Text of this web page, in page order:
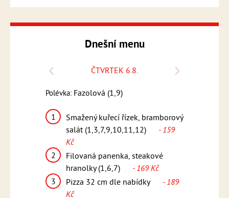
Dnešní menu
ČTVRTEK 6.8.
Polévka: Fazolová (1,9)
1
Smažený kuřecí řízek, bramborový
salát (1,3,7,9,10,11,12)
- 159
Kč
2
Filovaná panenka, steakové
hranolky (1,6,7)
- 169 Kč
3
Pizza 32 cm dle nabídky
- 189
Kč